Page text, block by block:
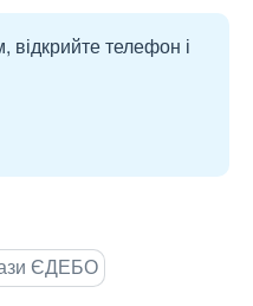
відкрийте телефон і
ЄДЕБО